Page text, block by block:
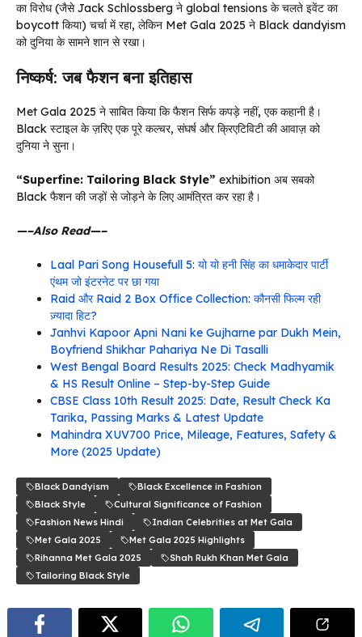
का विरोध (जैसे Jack Schlossberg ने global tensions के चलते इवेंट का
boycott किया) चर्चा में रहा, लेकिन Met Gala 2025 ने Black dandyism
को दुनिया के सामने शान से रखा।
निष्कर्ष: जब फैशन बना इतिहास
Met Gala 2025 ने साबित किया कि फैशन सिर्फ कपड़े नहीं, एक कहानी है।
Black स्टाइल के ज़रिए एक पूरे कल्चर, संघर्ष और क्रिएटिविटी की आवाज़ को
दुनिया ने सुना।
“Superfine: Tailoring Black Style” exhibition अब सबको
Black फैशन की जड़ों से जोड़ने के लिए आमंत्रित कर रहा है।
—–Also Read—–
Laal Pari Song Housefull 5: यो यो हनी सिंह का धमाकेदार पार्टी
एंथम जो इंटरनेट पर छा गया
Raid और Raid 2 Box Office Collection: कौनसी फिल्म रही
ज़्यादा हिट?
Janhvi Kapoor Apni Nani ke Gujharne par Dukh Mein,
Boyfriend Shikhar Pahariya Ne Di Tasalli
West Bengal Board Results 2025: Check Madhyamik
& HS Result Online – Step-by-Step Guide
CBSE Class 10th Result 2025: Date, Result Check Ka
Tarika, Passing Marks & Latest Update
Mahindra XUV700 Price, Mileage, Features, Safety &
More (2025 Update)
Black Dandyism
Black Excellence in Fashion
Black Style
Cultural Significance of Fashion
Fashion News Hindi
Indian Celebrities at Met Gala
Met Gala 2025
Met Gala 2025 Highlights
Rihanna Met Gala 2025
Shah Rukh Khan Met Gala
Tailoring Black Style